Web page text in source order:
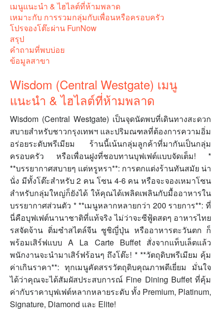
เมนูแนะนำ & ไฮไลต์ที่ห้ามพลาด
เหมาะกับ การรวมกลุ่มกับเพื่อนหรือครอบครัว
โปรจองโต๊ะผ่าน FunNow
สรุป
คำถามที่พบบ่อย
ข้อมูลสาขา
Wisdom (Central Westgate) เมนู
แนะนำ & ไฮไลต์ที่ห้ามพลาด
Wisdom (Central Westgate) เป็นจุดนัดพบที่เดินทางสะดวก
สบายสำหรับชาวกรุงเทพฯ และปริมณฑลที่ต้องการความอิ่ม
อร่อยระดับพรีเมียม ร้านนี้เน้นกลุ่มลูกค้าที่มากันเป็นกลุ่ม
ครอบครัว หรือเพื่อนฝูงที่ชอบทานบุฟเฟต์แบบจัดเต็ม! *
**บรรยากาศสบายๆ แต่หรูหรา**: การตกแต่งร้านทันสมัย น่า
นั่ง มีทั้งโต๊ะสำหรับ 2 คน โซน 4-6 คน หรือจะจองเหมาโซน
สำหรับกลุ่มใหญ่ก็ยังได้ ให้คุณได้เพลิดเพลินกับมื้ออาหารใน
บรรยากาศส่วนตัว * **เมนูหลากหลายกว่า 200 รายการ**: ที่
นี่คือบุฟเฟต์นานาชาติที่แท้จริง ไม่ว่าจะซีฟู้ดสดๆ อาหารไทย
รสจัดจ้าน ติ่มซำสไตล์จีน ซูชิญี่ปุ่น หรืออาหารตะวันตก ก็
พร้อมเสิร์ฟแบบ A La Carte Buffet สั่งจากแท็บเล็ตแล้ว
พนักงานจะนำมาเสิร์ฟร้อนๆ ถึงโต๊ะ! * **วัตถุดิบพรีเมียม คุ้ม
ค่าเกินราคา**: ทุกเมนูคัดสรรวัตถุดิบคุณภาพดีเยี่ยม มั่นใจ
ได้ว่าคุณจะได้สัมผัสประสบการณ์ Fine Dining Buffet ที่คุ้ม
ค่ากับราคาบุฟเฟต์หลากหลายระดับ ทั้ง Premium, Platinum,
Signature, Diamond และ Elite!